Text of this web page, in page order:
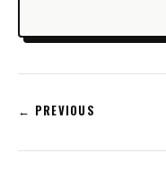
← PREVIOUS